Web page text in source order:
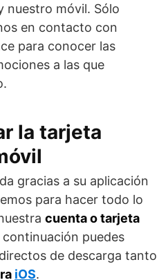
nuestro móvil. Sólo
en contacto con
para conocer las
a las que
la tarjeta
gracias a su aplicación
para hacer todo lo
cuenta o tarjeta
continuación puedes
de descarga tanto
iOS.